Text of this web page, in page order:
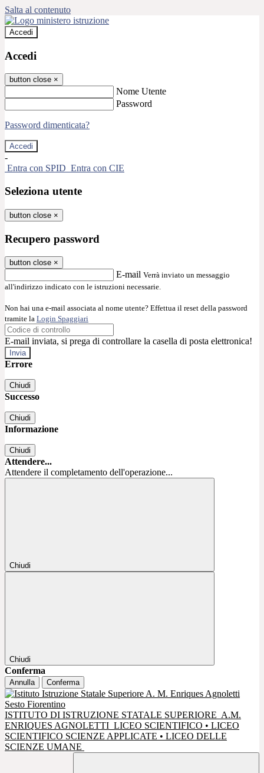
Salta al contenuto
Accedi
Accedi
button close ×
Nome Utente
Password
Password dimenticata?
-
Entra con SPID Entra con CIE
Seleziona utente
button close ×
Recupero password
button close ×
E-mail Verrà inviato un messaggio
all'indirizzo indicato con le istruzioni necessarie.
Non hai una e-mail associata al nome utente? Effettua il reset della password
tramite la Login Spaggiari
E-mail inviata, si prega di controllare la casella di posta elettronica!
Errore
Chiudi
Successo
Chiudi
Informazione
Chiudi
Attendere...
Attendere il completamento dell'operazione...
Chiudi
Chiudi
Conferma
Annulla Conferma
ISTITUTO DI ISTRUZIONE STATALE SUPERIORE A.M.
ENRIQUES AGNOLETTI LICEO SCIENTIFICO • LICEO
SCIENTIFICO SCIENZE APPLICATE • LICEO DELLE
SCIENZE UMANE